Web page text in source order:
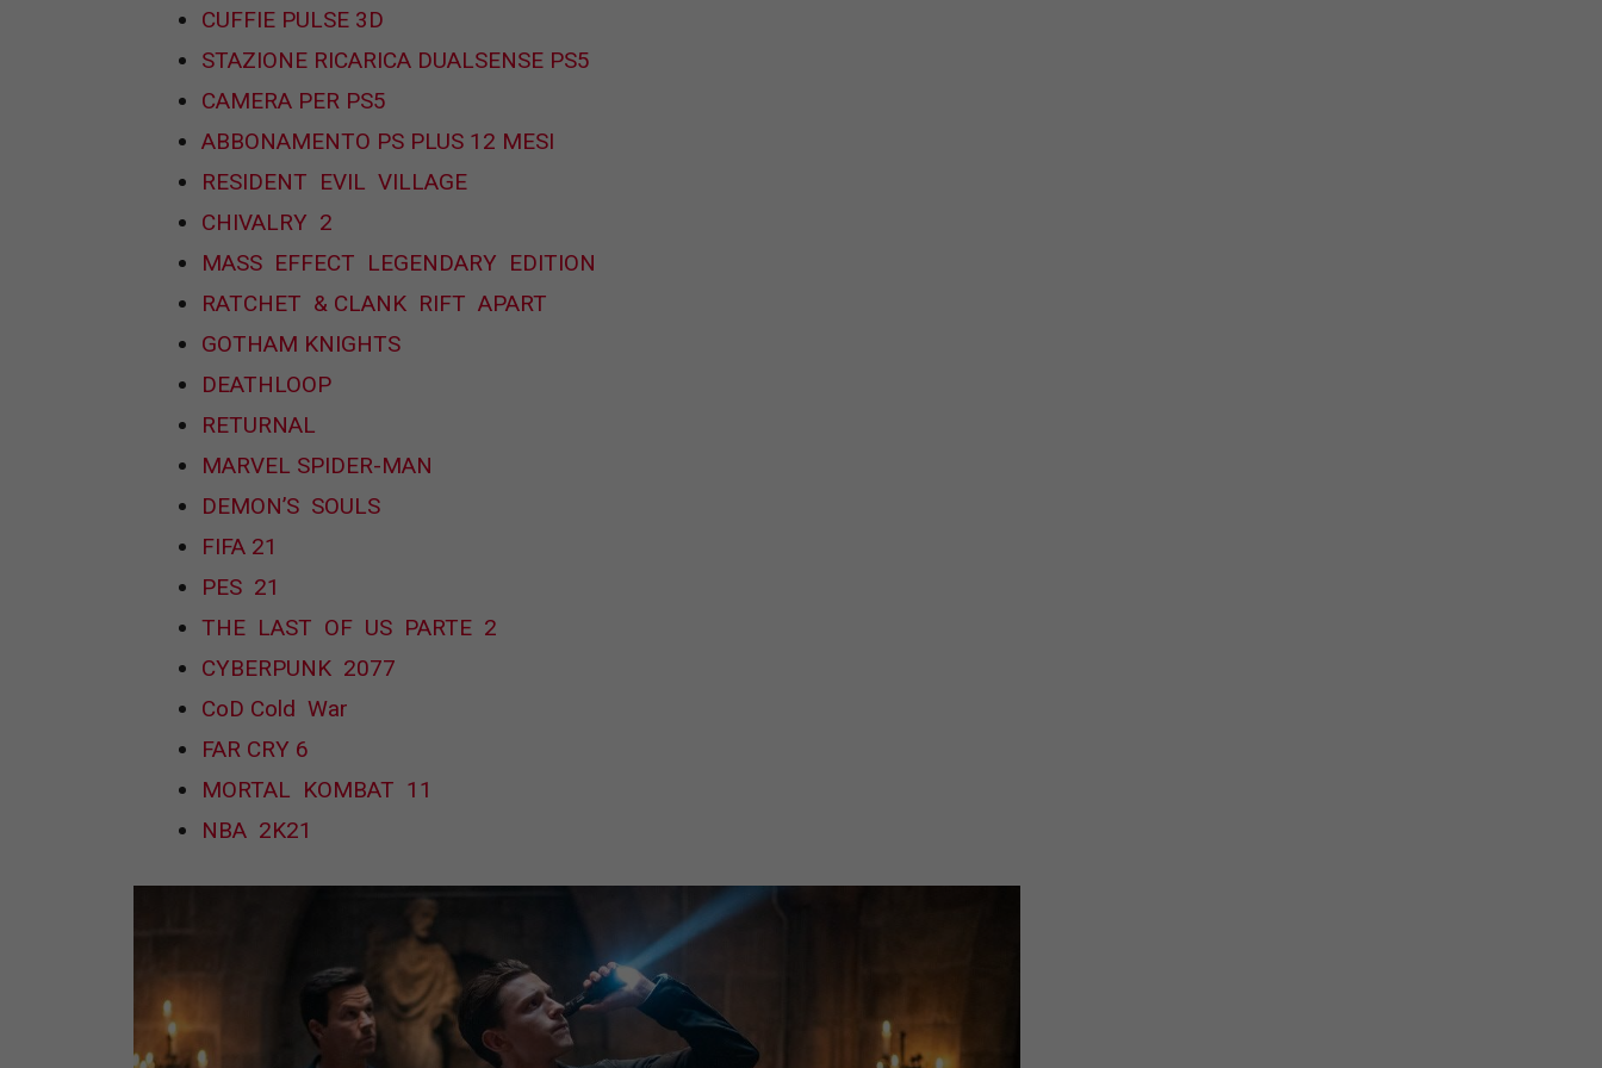
CUFFIE PULSE 3D
STAZIONE RICARICA DUALSENSE PS5
CAMERA PER PS5
ABBONAMENTO PS PLUS 12 MESI
RESIDENT EVIL VILLAGE
CHIVALRY 2
MASS EFFECT LEGENDARY EDITION
RATCHET & CLANK RIFT APART
GOTHAM KNIGHTS
DEATHLOOP
RETURNAL
MARVEL SPIDER-MAN
DEMON’S SOULS
FIFA 21
PES 21
THE LAST OF US PARTE 2
CYBERPUNK 2077
CoD Cold War
FAR CRY 6
MORTAL KOMBAT 11
NBA 2K21